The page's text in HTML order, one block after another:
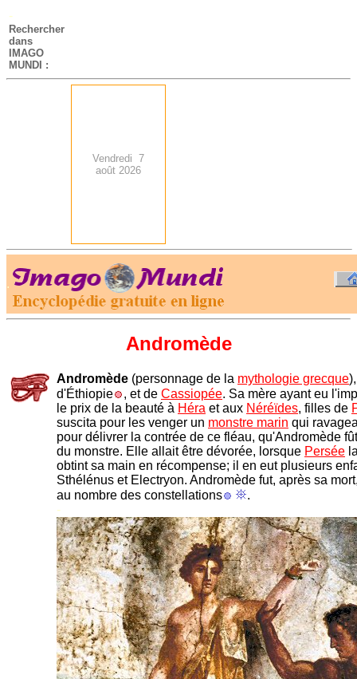
-
Rechercher
dans
IMAGO
MUNDI :
Vendredi 7
août 2026
.
Andromède
Andromède (personnage de la mythologie grecque
d'Éthiopie
, et de Cassiopée. Sa mère ayant eu
le prix de la beauté à Héra et aux Néréïdes, filles de
suscita pour les venger un monstre marin qui
pour délivrer la contrée de ce fléau, qu'Andromède
du monstre. Elle allait être dévorée, lorsque Persée
obtint sa main en récompense; il en eut plusieurs
Sthélénus et Electryon. Andromède fut, après sa
au nombre des constellations
.
-